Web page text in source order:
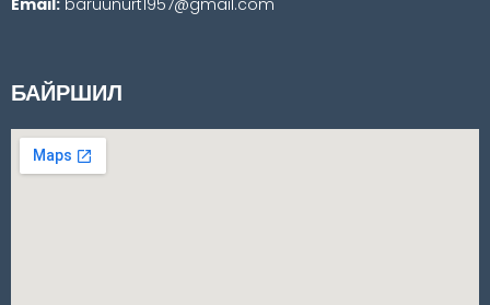
Email: baruunurt1957@gmail.com
БАЙРШИЛ